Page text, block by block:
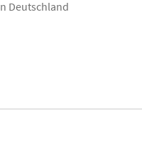
Deutschland